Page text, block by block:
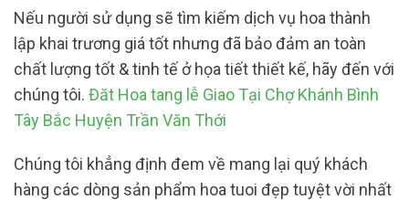
Nếu người sử dụng sẽ tìm kiếm dịch vụ hoa thành
lập khai trương giá tốt nhưng đã bảo đảm an toàn
chất lượng tốt & tinh tế ở họa tiết thiết kế, hãy đến với
chúng tôi. Đăt Hoa tang lễ Giao Tại Chợ Khánh Bình
Tây Bắc Huyện Trần Văn Thới
Chúng tôi khẳng định đem về mang lại quý khách
hàng các dòng sản phẩm hoa tuoi đẹp tuyệt vời nhất